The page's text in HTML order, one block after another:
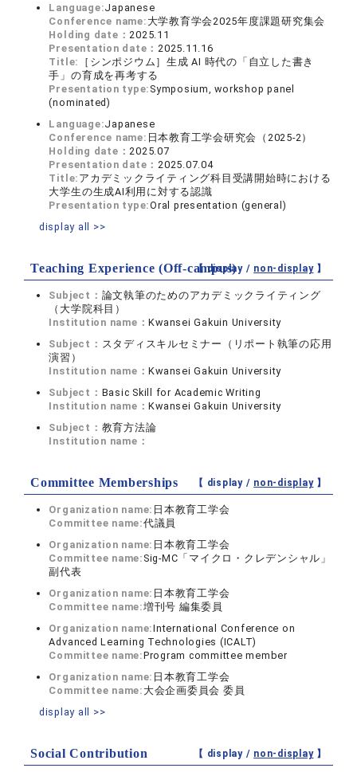
Language:Japanese
Conference name: 大学教育学会2025年度課題研究集会
Holding date： 2025.11
Presentation date： 2025.11.16
Title:
［シンポジウム］生成 AI 時代の「自立した書き
手」の育成を再考する
Presentation type: Symposium, workshop panel
(nominated)
Language:Japanese
Conference name: 日本教育工学会研究会（2025-2）
Holding date： 2025.07
Presentation date： 2025.07.04
Title: アカデミックライティング科目受講開始時における
大学生の生成AI利用に対する認識
Presentation type:Oral presentation (general)
display all >>
Teaching Experience (Off-campus)
【 display / non-display】
Subject： 論文執筆のためのアカデミックライティング
（大学院科目）
Institution name：Kwansei Gakuin University
Subject： スタディスキルセミナー（リポート執筆の応用
演習）
Institution name：Kwansei Gakuin University
Subject： Basic Skill for Academic Writing
Institution name：Kwansei Gakuin University
Subject： 教育方法論
Institution name：
Committee Memberships 【 display / non-display】
Organization name: 日本教育工学会
Committee name:代議員
Organization name: 日本教育工学会
Committee name: Sig-MC「マイクロ・クレデンシャル」
副代表
Organization name: 日本教育工学会
Committee name:増刊号 編集委員
Organization name:International Conference on
Advanced Learning Technologies (ICALT)
Committee name:Program committee member
Organization name: 日本教育工学会
Committee name: 大会企画委員会 委員
display all >>
Social Contribution 【 display / non-display】